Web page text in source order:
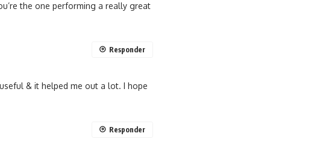
the one performing a really great
& it helped me out a lot. I hope
Responder
Responder